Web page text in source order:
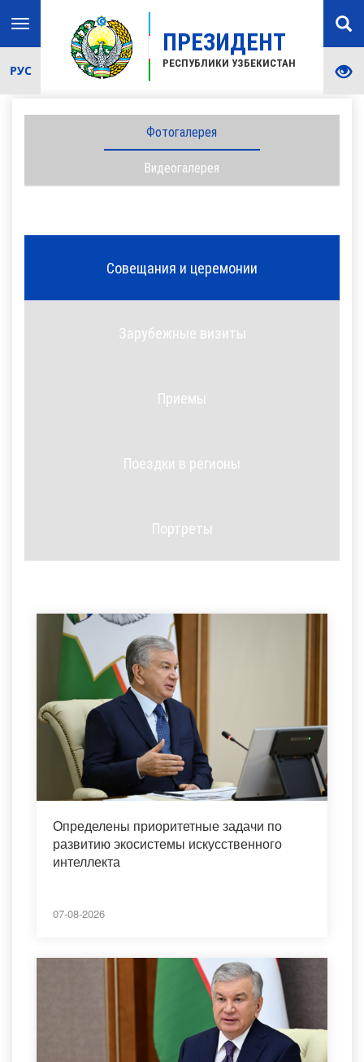
ПРЕЗИДЕНТ
РЕСПУБЛИКИ УЗБЕКИСТАН
Toggle
navigation
РУС
Фотогалерея
Видеогалерея
Совещания и церемонии
Зарубежные визиты
Приемы
Поездки в регионы
Портреты
Определены приоритетные задачи по
развитию экосистемы искусственного
интеллекта
07-08-2026